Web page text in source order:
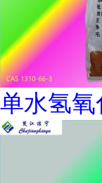
单水氢氧